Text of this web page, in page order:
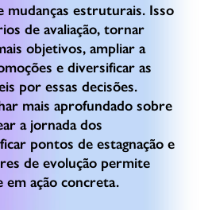
mudanças estruturais. Isso
de avaliação, tornar
objetivos, ampliar a
e diversificar as
por essas decisões.
mais aprofundado sobre
a jornada dos
pontos de estagnação e
de evolução permite
ação concreta.